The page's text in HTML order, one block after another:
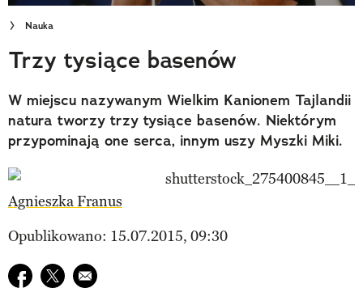
Wielki Konkurs Fotograficzny
Trendbook Podróżniczy
Polecane
Nauka
Trzy tysiące basenów
W miejscu nazywanym Wielkim Kanionem Tajlandii
natura tworzy trzy tysiące basenów. Niektórym
przypominają one serca, innym uszy Myszki Miki.
Agnieszka Franus
Opublikowano: 15.07.2015, 09:30
Udostępnij na facebook
Udostępnij na twitter
E-mail do przyjaciela